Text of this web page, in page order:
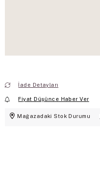
İade Detayları
Fiyat Düşünce Haber Ver
Mağazadaki Stok Durumu